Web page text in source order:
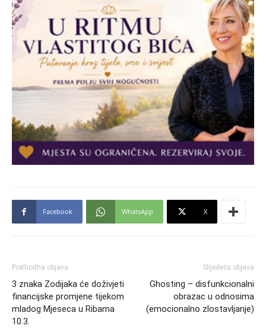
Facebook WhatsApp X
Prethodna objava
3 znaka Zodijaka će doživjeti
financijske promjene tijekom
mladog Mjeseca u Ribama
10.3.
Slijedeća objava
Ghosting – disfunkcionalni
obrazac u odnosima
(emocionalno zlostavljanje)